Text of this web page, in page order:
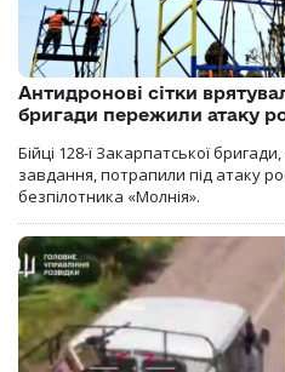
Антидронові сітки
бригади пережили атаку
Бійці 128-ї Закарпатської
завдання, потрапили під атаку
безпілотника «Молнія».